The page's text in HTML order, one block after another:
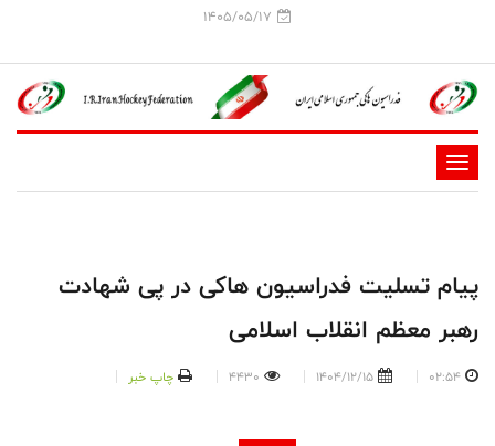
1405/05/17
-
-
-
-
پیام تسلیت فدراسیون هاکی در پی شهادت
رهبر معظم انقلاب اسلامی
02:54
1404/12/15
4430 چاپ خبر